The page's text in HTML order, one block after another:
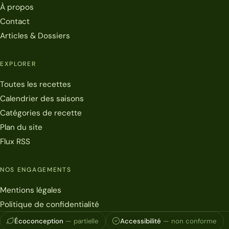
À propos
Contact
Articles & Dossiers
EXPLORER
Toutes les recettes
Calendrier des saisons
Catégories de recette
Plan du site
Flux RSS
NOS ENGAGEMENTS
Mentions légales
Politique de confidentialité
Écoconception — partielle Accessibilité — non conforme